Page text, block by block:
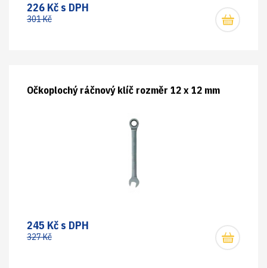
226 Kč s DPH
301 Kč
Očkoplochý ráčnový klíč rozměr 12 x 12 mm
245 Kč s DPH
327 Kč